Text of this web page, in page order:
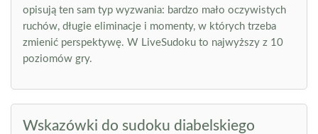
opisują ten sam typ wyzwania: bardzo mało oczywistych
ruchów, długie eliminacje i momenty, w których trzeba
zmienić perspektywę. W LiveSudoku to najwyższy z 10
poziomów gry.
Wskazówki do sudoku diabelskiego